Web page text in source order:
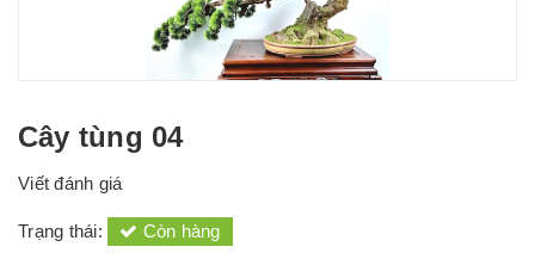
Cây tùng 04
Viết đánh giá
Trạng thái: Còn hàng